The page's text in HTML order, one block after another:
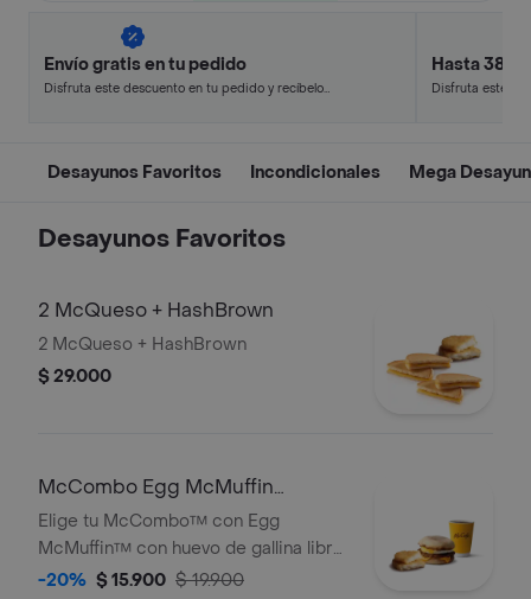
Envío gratis en tu pedido
Disfruta este descuento en tu pedido y recíbelo
Hasta 38%
Disfruta este
Desayunos Favoritos Incondicionales Mega
Desayunos Favoritos
2 McQueso + HashBrown
2 McQueso + HashBrown
$ 29.000
McCombo Egg McMuffin
Salchicha
Elige tu McCombo™ con Egg
McMuffin™ con huevo de gallina libre
jaula, queso cheddar, salchicha y
-20% $ 15.900 $ 19.900